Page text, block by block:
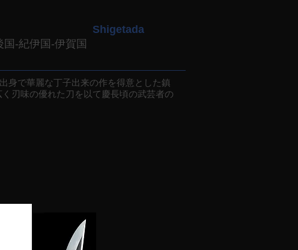
国-紀伊国-伊賀国
Shigetada
身で華麗な丁子出来の作を得意とした鎮
刃味の優れた刀を以て慶長頃の武芸者の